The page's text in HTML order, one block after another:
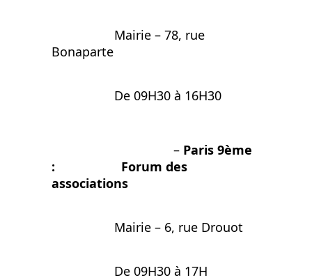
Mairie – 78, rue
Bonaparte
De 09H30 à 16H30
– Paris 9ème
: Forum des
associations
Mairie – 6, rue Drouot
De 09H30 à 17H